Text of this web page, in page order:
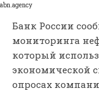
abn.agency
Банк России
мониторинга
который
экономической
опросах